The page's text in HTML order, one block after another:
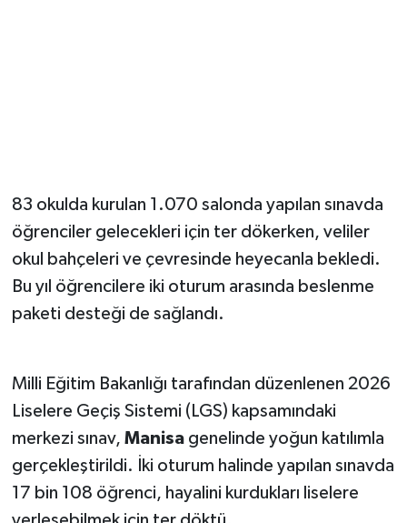
83 okulda kurulan 1.070 salonda yapılan sınavda
öğrenciler gelecekleri için ter dökerken, veliler
okul bahçeleri ve çevresinde heyecanla bekledi.
Bu yıl öğrencilere iki oturum arasında beslenme
paketi desteği de sağlandı.
Milli Eğitim Bakanlığı tarafından düzenlenen 2026
Liselere Geçiş Sistemi (LGS) kapsamındaki
merkezi sınav, Manisagenelinde yoğun katılımla
gerçekleştirildi. İki oturum halinde yapılan sınavda
17 bin 108 öğrenci, hayalini kurdukları liselere